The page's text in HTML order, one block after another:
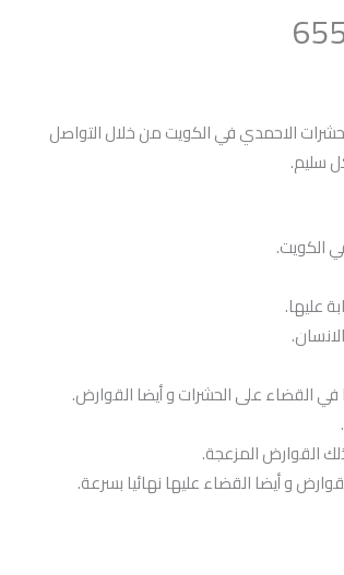
الاحمدي في الكويت من خلال التواصل
الكويت.
عليها.
في القضاء على الحشرات و أيضا القوارض.
القوارض المزعجة.
و أيضا القضاء عليها نهائيا بسرعة.